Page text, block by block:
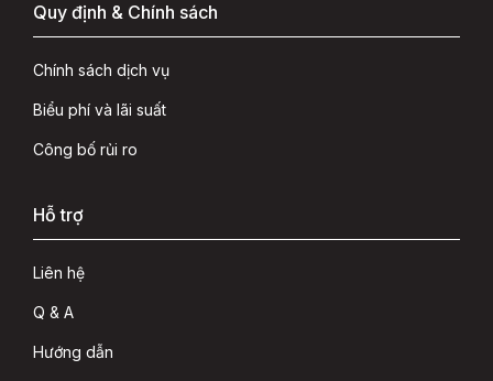
Quy định & Chính sách
Chính sách dịch vụ
Biểu phí và lãi suất
Công bố rủi ro
Hỗ trợ
Liên hệ
Q & A
Hướng dẫn